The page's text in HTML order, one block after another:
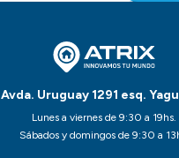
Avda. Uruguay 1291 esq.
Lunes a viernes de 9:30 a 19hs.
Sábados y domingos de 9:30 a